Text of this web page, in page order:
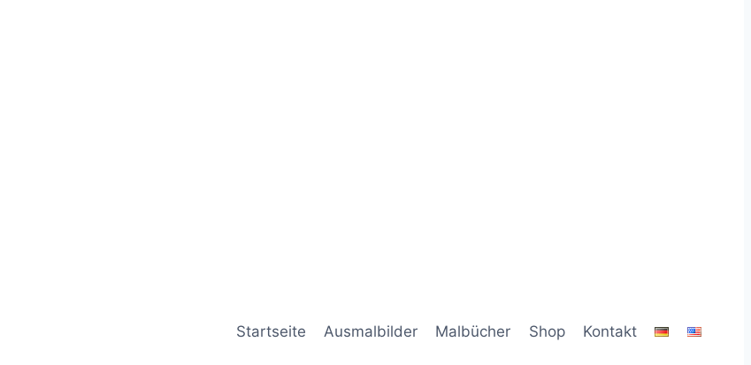
Startseite Ausmalbilder Malbücher Shop Kontakt